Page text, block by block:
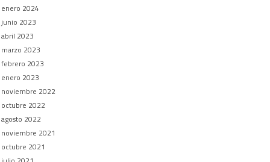
enero 2024
junio 2023
abril 2023
marzo 2023
febrero 2023
enero 2023
noviembre 2022
octubre 2022
agosto 2022
noviembre 2021
octubre 2021